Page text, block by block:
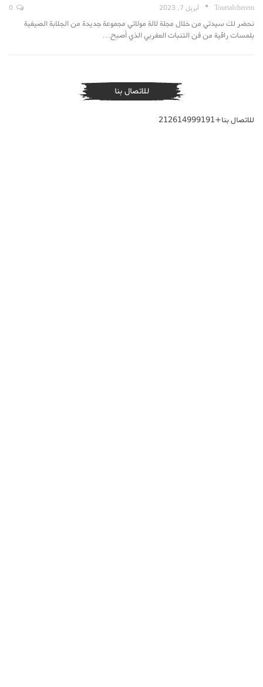
TouriaIcherem أبريل 7, 2023
نحضر لك سيدتي من خلال مجلة لالة مولاتي مجموعة جديدة من الجلابة الصيفية
بلمسات راقية من فن التنبات المغربي الذي أصبح…
للاتصال بنا
للاتصال بنا+212614999191